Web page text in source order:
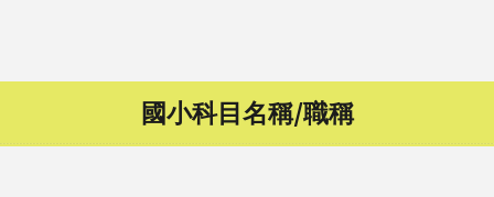
國小科目名稱/職稱